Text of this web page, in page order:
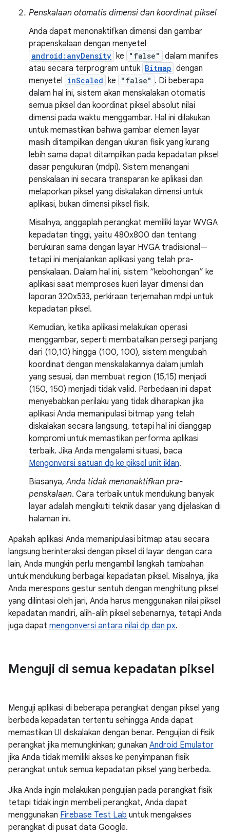
Penskalaan otomatis dimensi dan koordinat piksel
Anda dapat menonaktifkan dimensi dan gambar
prapenskalaan dengan menyetel
android:anyDensity ke "false"
dalam manifes
atau secara terprogram untuk Bitmap dengan
menyetel
inScaled ke "false" . Di beberapa
dalam hal ini, sistem akan menskalakan otomatis
semua piksel dan koordinat piksel absolut nilai
dimensi pada waktu menggambar. Hal ini dilakukan
untuk memastikan bahwa gambar elemen layar
masih ditampilkan dengan ukuran fisik yang kurang
lebih sama dapat ditampilkan pada kepadatan piksel
dasar pengukuran (mdpi). Sistem menangani
penskalaan ini secara transparan ke aplikasi dan
melaporkan piksel yang diskalakan dimensi untuk
aplikasi, bukan dimensi piksel fisik.
Misalnya, anggaplah perangkat memiliki layar WVGA
kepadatan tinggi, yaitu 480x800 dan tentang
berukuran sama dengan layar HVGA tradisional—
tetapi ini menjalankan aplikasi yang telah pra-
penskalaan. Dalam hal ini, sistem “kebohongan” ke
aplikasi saat memproses kueri layar dimensi dan
laporan 320x533, perkiraan terjemahan mdpi untuk
kepadatan piksel.
Kemudian, ketika aplikasi melakukan operasi
menggambar, seperti membatalkan persegi panjang
dari (10,10) hingga (100, 100), sistem mengubah
koordinat dengan menskalakannya dalam jumlah
yang sesuai, dan membuat region (15,15) menjadi
(150, 150) menjadi tidak valid. Perbedaan ini dapat
menyebabkan perilaku yang tidak diharapkan jika
aplikasi Anda memanipulasi bitmap yang telah
diskalakan secara langsung, tetapi hal ini dianggap
kompromi untuk memastikan performa aplikasi
terbaik. Jika Anda mengalami situasi, baca
Mengonversi satuan dp ke piksel unit iklan.
Biasanya,Anda tidak menonaktifkan pra-
penskalaan. Cara terbaik untuk mendukung banyak
layar adalah mengikuti teknik dasar yang dijelaskan di
halaman ini.
Apakah aplikasi Anda memanipulasi bitmap atau secara
langsung berinteraksi dengan piksel di layar dengan cara
lain, Anda mungkin perlu mengambil langkah tambahan
untuk mendukung berbagai kepadatan piksel. Misalnya, jika
Anda merespons gestur sentuh dengan menghitung piksel
yang dilintasi oleh jari, Anda harus menggunakan nilai piksel
kepadatan mandiri, alih-alih piksel sebenarnya, tetapi Anda
juga dapat mengonversi antara nilai dp dan px.
Menguji di semua kepadatan piksel
Menguji aplikasi di beberapa perangkat dengan piksel yang
berbeda kepadatan tertentu sehingga Anda dapat
memastikan UI diskalakan dengan benar. Pengujian di fisik
perangkat jika memungkinkan; gunakan Android Emulator
jika Anda tidak memiliki akses ke penyimpanan fisik
perangkat untuk semua kepadatan piksel yang berbeda.
Jika Anda ingin melakukan pengujian pada perangkat fisik
tetapi tidak ingin membeli perangkat, Anda dapat
menggunakan Firebase Test Lab untuk mengakses
perangkat di pusat data Google.